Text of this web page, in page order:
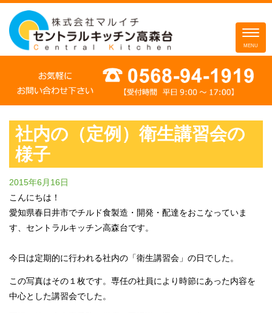
ン
ツ
へ
ス
キ
ッ
プ
Toggle
MENU
社内の（定例）衛生講習会の
様子
2015年6月16日
こんにちは！
愛知県春日井市でチルド食製造・開発・配達をおこなっていま
す、セントラルキッチン高森台です。
今日は定期的に行われる社内の「衛生講習会」の日でした。
この写真はその１枚です。専任の社員により時節にあった内容を
中心とした講習会でした。